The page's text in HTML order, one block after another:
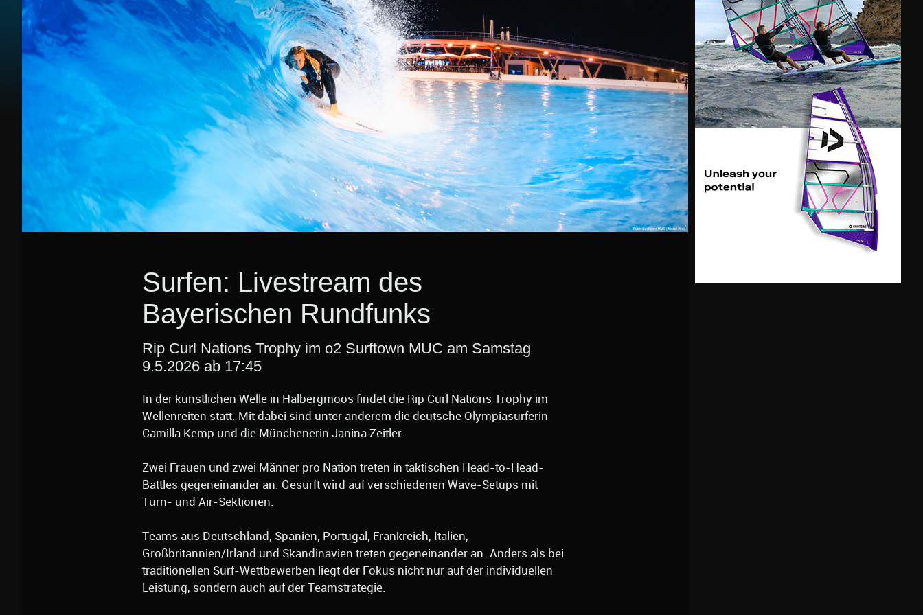
Surfen: Livestream des
Bayerischen Rundfunks
Rip Curl Nations Trophy im o2 Surftown MUC am Samstag
9.5.2026 ab 17:45
In der künstlichen Welle in Halbergmoos findet die Rip Curl Nations Trophy im
Wellenreiten statt. Mit dabei sind unter anderem die deutsche Olympiasurferin
Camilla Kemp und die Münchenerin Janina Zeitler.
Zwei Frauen und zwei Männer pro Nation treten in taktischen Head-to-Head-
Battles gegeneinander an. Gesurft wird auf verschiedenen Wave-Setups mit
Turn- und Air-Sektionen.
Teams aus Deutschland, Spanien, Portugal, Frankreich, Italien,
Großbritannien/Irland und Skandinavien treten gegeneinander an. Anders als bei
traditionellen Surf-Wettbewerben liegt der Fokus nicht nur auf der individuellen
Leistung, sondern auch auf der Teamstrategie.